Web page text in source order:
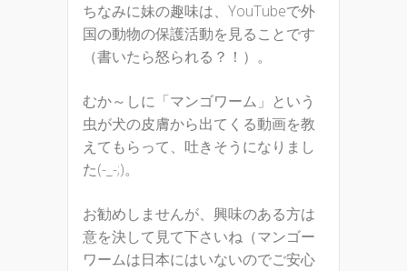
ちなみに妹の趣味は、YouTubeで外
国の動物の保護活動を見ることです
（書いたら怒られる？！）。
むか～しに「マンゴワーム」という
虫が犬の皮膚から出てくる動画を教
えてもらって、吐きそうになりまし
た(-_-;)。
お勧めしませんが、興味のある方は
意を決して見て下さいね（マンゴー
ワームは日本にはいないのでご安心